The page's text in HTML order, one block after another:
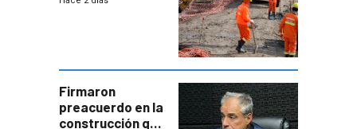
a revisar
proyectos
Firmaron
preacuerdo en la
construcción que